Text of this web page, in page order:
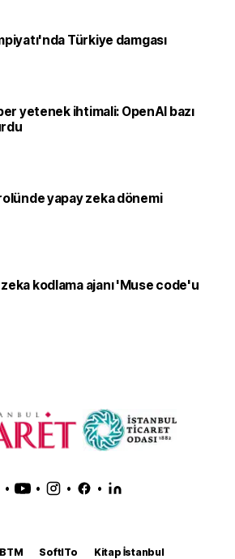
Türkiye damgası
yetenek ihtimali: OpenAI bazı
yapay zeka dönemi
kodlama ajanı 'Muse code'u
• • • •
BTM SoftITo
Kitap İstanbul